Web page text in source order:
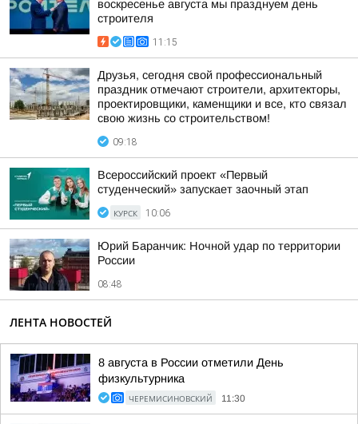
воскресенье августа мы празднуем день
строителя
11:15
Друзья, сегодня свой профессиональный
праздник отмечают строители, архитекторы,
проектировщики, каменщики и все, кто связал
свою жизнь со строительством!
09:18
Всероссийский проект «Первый
студенческий» запускает заочный этап
КУРСК 10:06
Юрий Баранчик: Ночной удар по территории
России
08:48
ЛЕНТА НОВОСТЕЙ
8 августа в России отметили День
физкультурника
ЧЕРЕМИСИНОВСКИЙ 11:30